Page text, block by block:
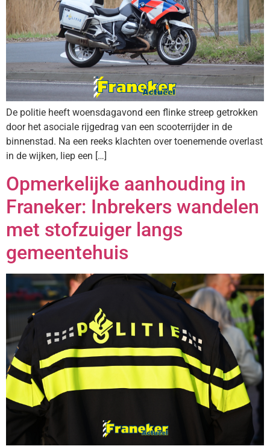
De politie heeft woensdagavond een flinke streep getrokken
door het asociale rijgedrag van een scooterrijder in de
binnenstad. Na een reeks klachten over toenemende overlast
in de wijken, liep een […]
Opmerkelijke aanhouding in
Franeker: Inbrekers wandelen
met stofzuiger langs
gemeentehuis